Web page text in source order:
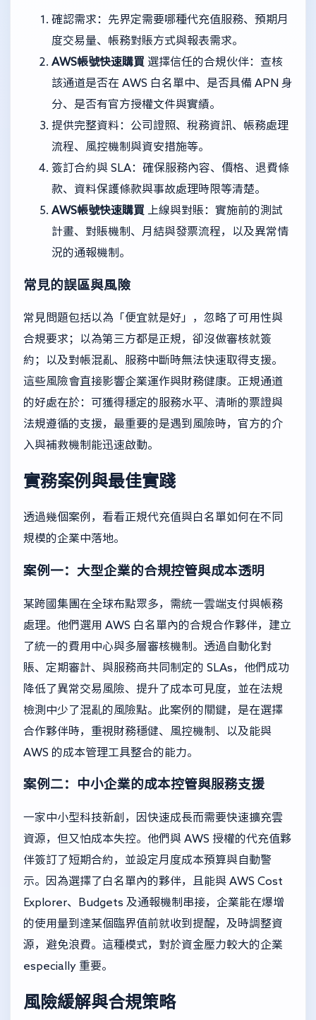
確認需求：先界定需要哪種代充值服務、預期月
度交易量、帳務對賬方式與報表需求。
AWS帳號快速購買 選擇信任的合規伙伴：查核
該通道是否在 AWS 白名單中、是否具備 APN 身
分、是否有官方授權文件與實績。
提供完整資料：公司證照、稅務資訊、帳務處理
流程、風控機制與資安措施等。
簽訂合約與 SLA：確保服務內容、價格、退費條
款、資料保護條款與事故處理時限等清楚。
AWS帳號快速購買 上線與對賬：實施前的測試
計畫、對賬機制、月結與發票流程，以及異常情
況的通報機制。
常見的誤區與風險
常見問題包括以為「便宜就是好」，忽略了可用性與
合規要求；以為第三方都是正規，卻沒做審核就簽
約；以及對帳混亂、服務中斷時無法快速取得支援。
這些風險會直接影響企業運作與財務健康。正規通道
的好處在於：可獲得穩定的服務水平、清晰的票證與
法規遵循的支援，最重要的是遇到風險時，官方的介
入與補救機制能迅速啟動。
實務案例與最佳實踐
透過幾個案例，看看正規代充值與白名單如何在不同
規模的企業中落地。
案例一：大型企業的合規控管與成本透明
某跨國集團在全球布點眾多，需統一雲端支付與帳務
處理。他們選用 AWS 白名單內的合規合作夥伴，建立
了統一的費用中心與多層審核機制。透過自動化對
賬、定期審計、與服務商共同制定的 SLAs，他們成功
降低了異常交易風險、提升了成本可見度，並在法規
檢測中少了混亂的風險點。此案例的關鍵，是在選擇
合作夥伴時，重視財務穩健、風控機制、以及能與
AWS 的成本管理工具整合的能力。
案例二：中小企業的成本控管與服務支援
一家中小型科技新創，因快速成長而需要快速擴充雲
資源，但又怕成本失控。他們與 AWS 授權的代充值夥
伴簽訂了短期合約，並設定月度成本預算與自動警
示。因為選擇了白名單內的夥伴，且能與 AWS Cost
Explorer、Budgets 及通報機制串接，企業能在爆增
的使用量到達某個臨界值前就收到提醒，及時調整資
源，避免浪費。這種模式，對於資金壓力較大的企業
especially 重要。
風險緩解與合規策略